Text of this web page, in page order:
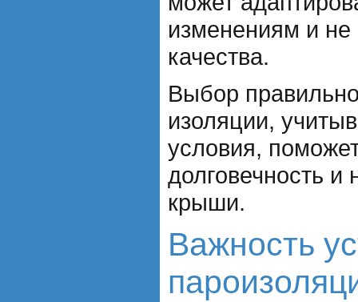
изменениям и не
качества.
Выбор
изоляции,
условия,
долговечность
крыши.
Важность